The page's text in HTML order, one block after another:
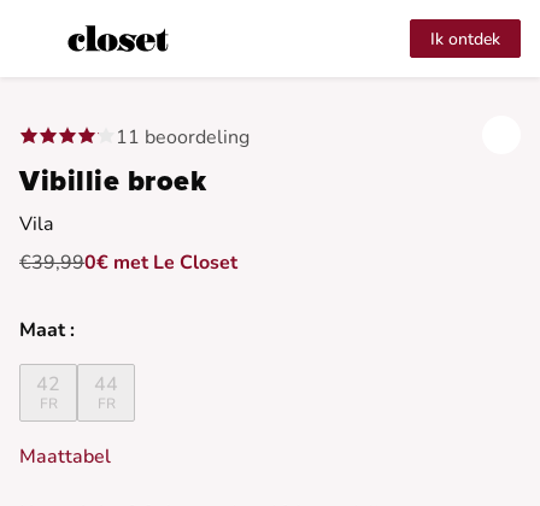
Ik ontdek
11 beoordeling
Vibillie broek
Vila
€39,990€ met Le Closet
Maat :
42
FR
44
FR
Maattabel